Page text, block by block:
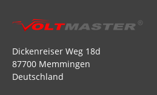
Dickenreiser Weg 18d
87700 Memmingen
Deutschland